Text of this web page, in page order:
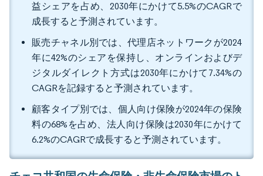
益シェアを占め、2030年にかけて5.5%のCAGRで
成長すると予測されています。
販売チャネル別では、代理店ネットワークが2024
年に42%のシェアを保持し、オンラインおよびデ
ジタルダイレクト方式は2030年にかけて7.34%の
CAGRを記録すると予測されています。
顧客タイプ別では、個人向け保険が2024年の保険
料の68%を占め、法人向け保険は2030年にかけて
6.2%のCAGRで成長すると予測されています。